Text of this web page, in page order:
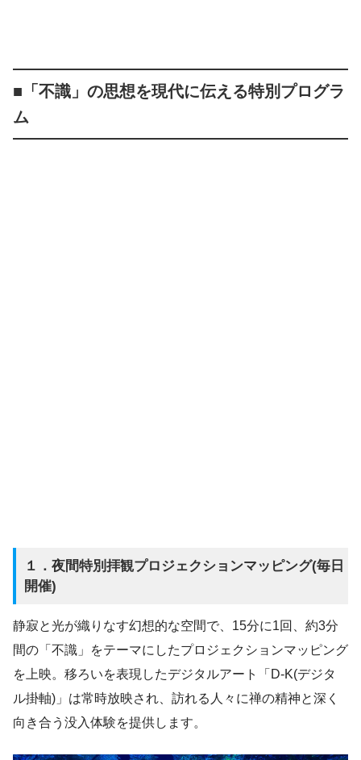
■「不識」の思想を現代に伝える特別プログラ
ム
１．夜間特別拝観プロジェクションマッピング(毎日
開催)
静寂と光が織りなす幻想的な空間で、15分に1回、約3分
間の「不識」をテーマにしたプロジェクションマッピング
を上映。移ろいを表現したデジタルアート「D-K(デジタ
ル掛軸)」は常時放映され、訪れる人々に禅の精神と深く
向き合う没入体験を提供します。